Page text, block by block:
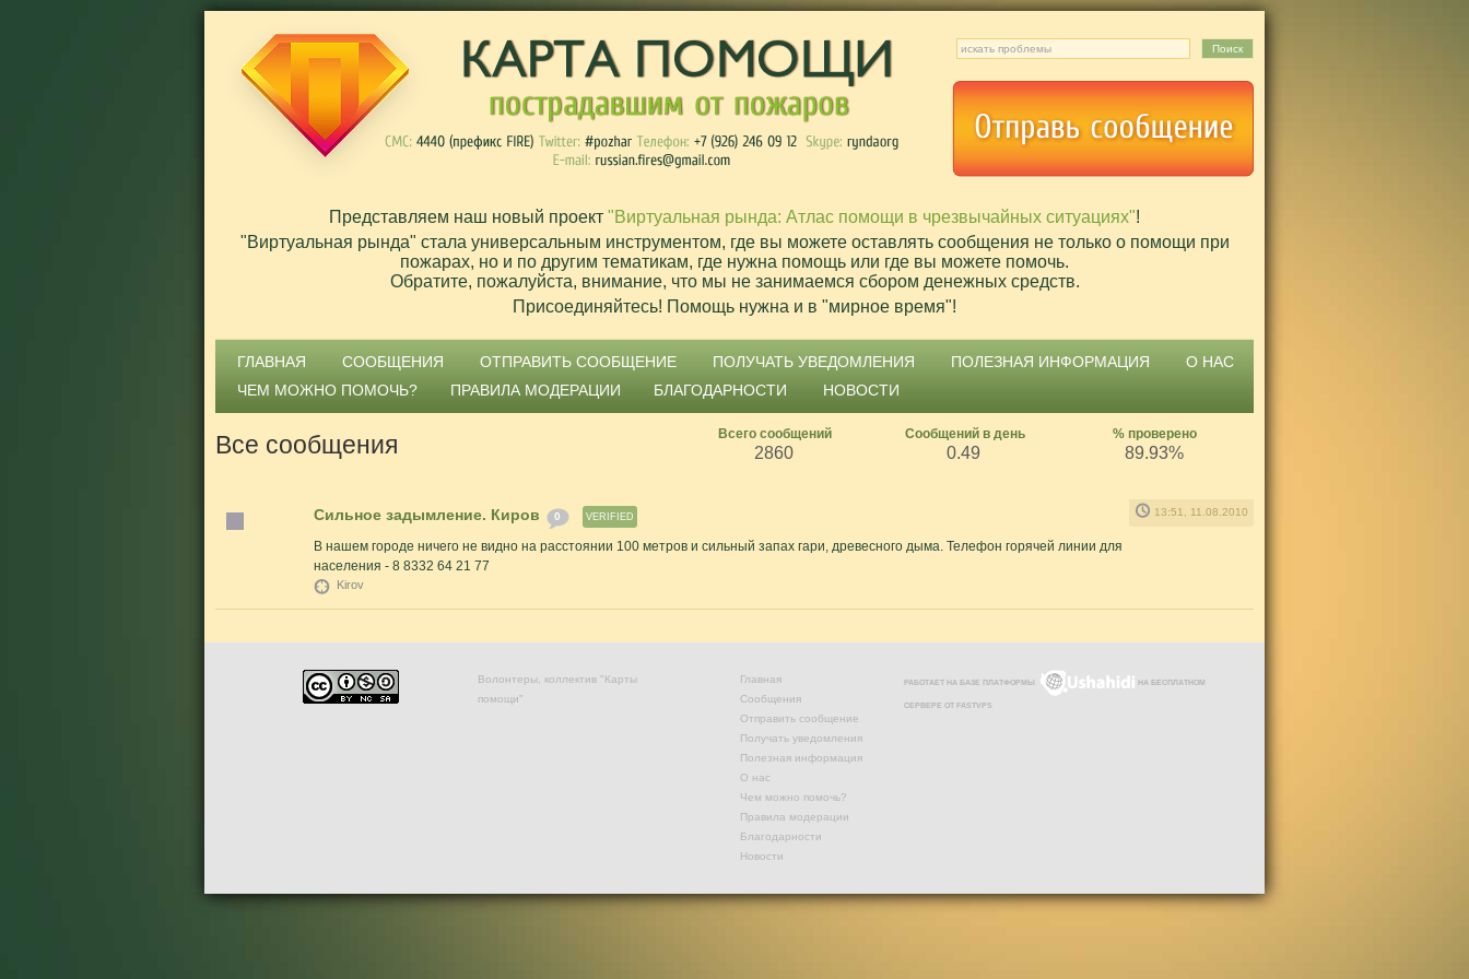
Представляем наш новый проект "Виртуальная рында: Атлас помощи в чрезвычайных ситуациях"!
"Виртуальная рында" стала универсальным инструментом, где вы можете оставлять сообщения не только о помощи при
пожарах, но и по другим тематикам, где нужна помощь или где вы можете помочь.
Обратите, пожалуйста, внимание, что мы не занимаемся сбором денежных средств.
Присоединяйтесь! Помощь нужна и в "мирное время"!
ГЛАВНАЯ СООБЩЕНИЯ ОТПРАВИТЬ СООБЩЕНИЕ ПОЛУЧАТЬ УВЕДОМЛЕНИЯ ПОЛЕЗНАЯ ИНФОРМАЦИЯ
О НАС
ЧЕМ МОЖНО ПОМОЧЬ?
ПРАВИЛА МОДЕРАЦИИ БЛАГОДАРНОСТИ НОВОСТИ
Всего сообщений Сообщений в день % проверено
2860 0.49 89.93%
Все сообщения
Сильное задымление. Киров 0 VERIFIED 13:51, 11.08.2010
В нашем городе ничего не видно на расстоянии 100 метров и сильный запах гари, древесного дыма. Телефон горячей линии для
населения - 8 8332 64 21 77
Kirov
Волонтеры, коллектив "Карты
помощи"
Главная
Сообщения
Отправить сообщение
Получать уведомления
Полезная информация
О нас
Чем можно помочь?
Правила модерации
Благодарности
Новости
РАБОТАЕТ НА БАЗЕ ПЛАТФОРМЫ НА БЕСПЛАТНОМ
СЕРВЕРЕ ОТ FASTVPS